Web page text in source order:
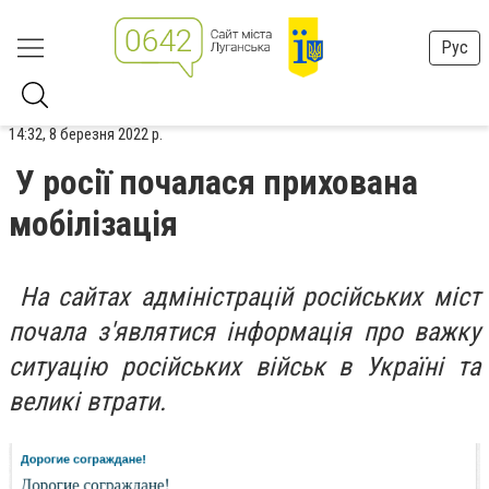
Рус
14:32, 8 березня 2022 р.
У росії почалася прихована
мобілізація
На сайтах адміністрацій російських міст
почала з'являтися інформація про важку
ситуацію російських військ в Україні та
великі втрати.